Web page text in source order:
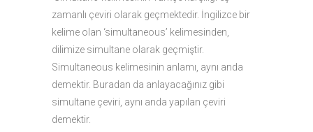
zamanlı çeviri olarak geçmektedir. İngilizce bir
kelime olan ‘simultaneous’ kelimesinden,
dilimize simultane olarak geçmiştir.
Simultaneous kelimesinin anlamı, aynı anda
demektir. Buradan da anlayacağınız gibi
simultane çeviri, aynı anda yapılan çeviri
demektir.